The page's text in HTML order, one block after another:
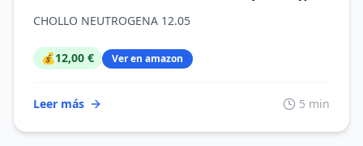
protector solar facial 50 de amplio
ligera e hipoalergénica, crema de sol
resistente al agua
CHOLLO NEUTROGENA 12.05
💰12,00 € Ver en amazon
Leer más 5 min